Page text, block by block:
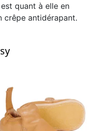
quant à elle en
crêpe antidérapant.